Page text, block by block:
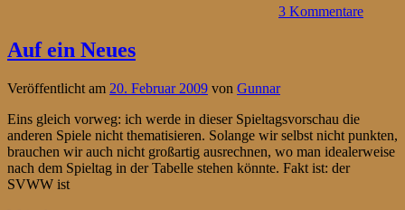
3 Kommentare
Auf ein Neues
Veröffentlicht am 20. Februar 2009 von Gunnar
Eins gleich vorweg: ich werde in dieser Spieltagsvorschau die
anderen Spiele nicht thematisieren. Solange wir selbst nicht punkten,
brauchen wir auch nicht großartig ausrechnen, wo man idealerweise
nach dem Spieltag in der Tabelle stehen könnte. Fakt ist: der
SVWW ist